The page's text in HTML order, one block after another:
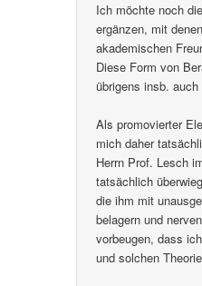
Ich möchte noch
ergänzen, mit
akademischen
Diese Form von
übrigens insb.
Als promovierter
mich daher
Herrn Prof. Lesch
tatsächlich
die ihm mit
belagern und
vorbeugen, dass
und solchen